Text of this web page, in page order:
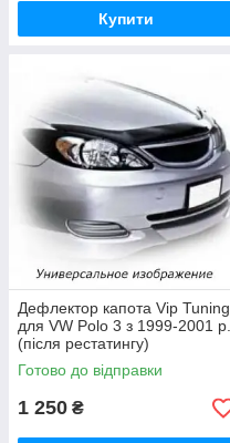
Купити
Дефлектор капота Vip Tuning
для VW Polo 3 з 1999-2001 р.
(після рестатингу)
Готово до відправки
1 250 ₴